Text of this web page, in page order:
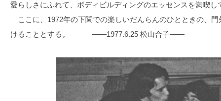
愛らしさにふれて、ボディビルディングのエッセンスを満喫し
ここに、1972年の下関での楽しいだんらんのひとときの、
けることとする。 ――1977.6.25 松山合子――